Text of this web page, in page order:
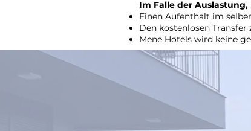
Im Falle der
Einen Aufenthalt im
Den kostenlosen
Mene Hotels wird keine